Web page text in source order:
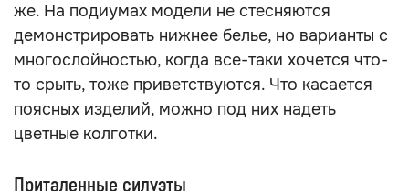
же. На подиумах модели не стесняются
демонстрировать нижнее белье, но варианты с
многослойностью, когда все-таки хочется что-
то срыть, тоже приветствуются. Что касается
поясных изделий, можно под них надеть
цветные колготки.
Приталенные силуэты